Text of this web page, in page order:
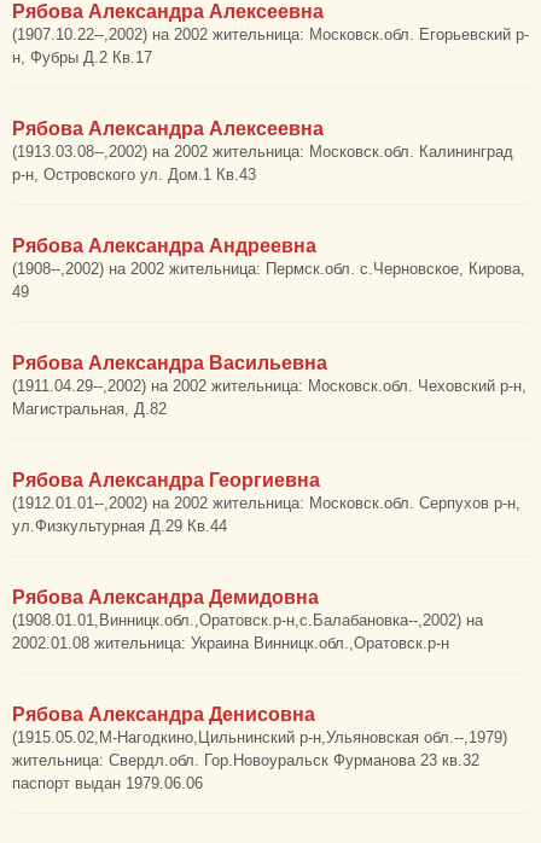
Рябова Александра Алексеевна
(1907.10.22--,2002) на 2002 жительница: Московск.обл. Егорьевский р-
н, Фубры Д.2 Кв.17
Рябова Александра Алексеевна
(1913.03.08--,2002) на 2002 жительница: Московск.обл. Калининград
р-н, Островского ул. Дом.1 Кв.43
Рябова Александра Андреевна
(1908--,2002) на 2002 жительница: Пермск.обл. с.Черновское, Кирова,
49
Рябова Александра Васильевна
(1911.04.29--,2002) на 2002 жительница: Московск.обл. Чеховский р-н,
Магистральная, Д.82
Рябова Александра Георгиевна
(1912.01.01--,2002) на 2002 жительница: Московск.обл. Серпухов р-н,
ул.Физкультурная Д.29 Кв.44
Рябова Александра Демидовна
(1908.01.01,Винницк.обл.,Оратовск.р-н,с.Балабановка--,2002) на
2002.01.08 жительница: Украина Винницк.обл.,Оратовск.р-н
Рябова Александра Денисовна
(1915.05.02,М-Нагодкино,Цильнинский р-н,Ульяновская обл.--,1979)
жительница: Свердл.обл. Гор.Новоуральск Фурманова 23 кв.32
паспорт выдан 1979.06.06